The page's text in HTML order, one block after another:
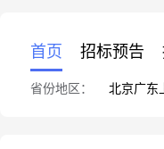
首页 招标预告
省份地区： 北京广东